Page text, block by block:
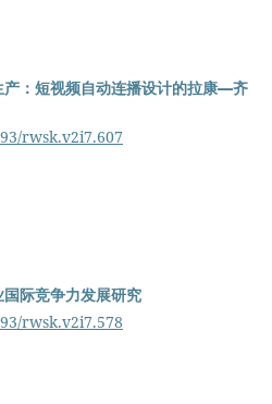
产：短视频自动连播设计的拉康—齐
rwsk.v2i7.607
际竞争力发展研究
rwsk.v2i7.578